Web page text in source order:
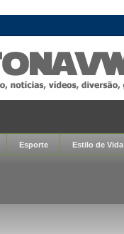
Esporte Estilo de Vida